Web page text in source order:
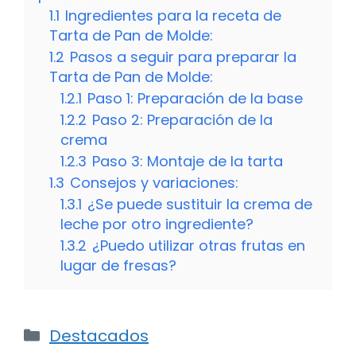
1.1 Ingredientes para la receta de
Tarta de Pan de Molde:
1.2 Pasos a seguir para preparar la
Tarta de Pan de Molde:
1.2.1 Paso 1: Preparación de la base
1.2.2 Paso 2: Preparación de la
crema
1.2.3 Paso 3: Montaje de la tarta
1.3 Consejos y variaciones:
1.3.1 ¿Se puede sustituir la crema de
leche por otro ingrediente?
1.3.2 ¿Puedo utilizar otras frutas en
lugar de fresas?
Categorías
Destacados